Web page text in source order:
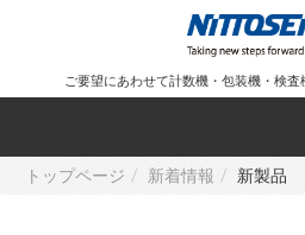
ご要望にあわせて計数機・包装機・検査
トップページ 新着情報 新製品